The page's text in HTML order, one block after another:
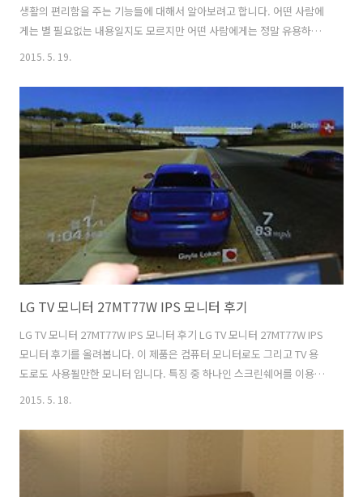
생활의 편리함을 주는 기능들에 대해서 알아보려고 합니다. 어떤 사람에
게는 별 필요없는 내용일지도 모르지만 어떤 사람에게는 정말 유용하게
사용될 수 있는 팁이 될 수 도 있습니다. 그럼 어떤 기능들이 숨겨져 있는
서 가장 편했던 것은 속도가 참 빠르다는 점 입니다. 창 전환속도나 실행
속도 모두 빠른편이죠. 그런데 아무리 만능이라고 한들 너무 무턱대고 많
은 앱들을 설치하다보면 저장공간도 부족하고 메모리도 부족하게 될 것
입니다. 필요한 앱만 설치하고 관리도 알아서 척척해줄 수 있고 하면 좋
겠죠. 갤럭시S6 숨겨진 팁에 첫번째로 소개할만한 부분은 스마트 매니저
2015. 5. 19.
LG TV 모니터 27MT77W IPS 모니터 후기
LG TV 모니터 27MT77W IPS 모니터 후기 LG TV 모니터 27MT77W IPS
모니터 후기를 올려봅니다. 이 제품은 컴퓨터 모니터로도 그리고 TV 용
도로도 사용될만한 모니터 입니다. 특징 중 하나인 스크린쉐어를 이용하
의 화면에 해상도는 Full HD 해상도 입니다. 사용하기 가장 적당한 사이
명 있을것 입니다. 그런 용도에 맞게 사용될 수 있습니다. 물론 LG TV 모
2015. 5. 18.